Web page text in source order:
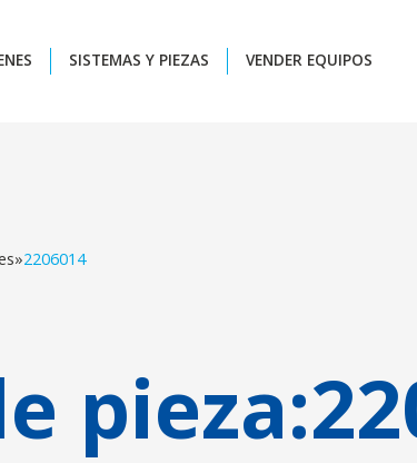
SISTEMAS Y PIEZAS VENDER EQUIPOS
»2206014
pieza: